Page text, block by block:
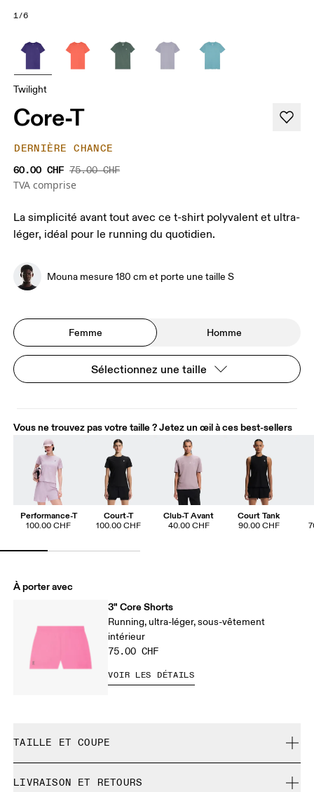
1/6
Twilight
Core-T
DERNIÈRE CHANCE
60.00 CHF 75.00 CHF
TVA comprise
La simplicité avant tout avec ce t-shirt polyvalent et ultra-
léger, idéal pour le running du quotidien.
Mouna mesure 180 cm et porte une taille S
Femme Homme
Sélectionnez une taille
Vous ne trouvez pas votre taille ? Jetez un œil à ces best-sellers
Performance-T
100.00 CHF
Court-T
100.00 CHF
Club-T Avant
40.00 CHF
Court Tank
90.00 CHF
À porter avec
3" Core Shorts
Running, ultra-léger, sous-vêtement
intérieur
75.00 CHF
VOIR LES DÉTAILS
TAILLE ET COUPE
LIVRAISON ET RETOURS